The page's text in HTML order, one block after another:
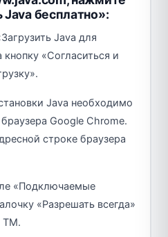
Java бесплатно»:
Java для
«Согласиться и
Java необходимо
Google Chrome.
строке браузера
«Подключаемые
«Разрешать всегда»